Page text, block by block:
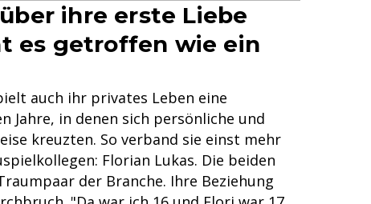
ihre erste Liebe
es getroffen wie ein
auch ihr privates Leben eine
Jahre, in denen sich persönliche und
kreuzten. So verband sie einst mehr
Florian Lukas. Die beiden
der Branche. Ihre Beziehung